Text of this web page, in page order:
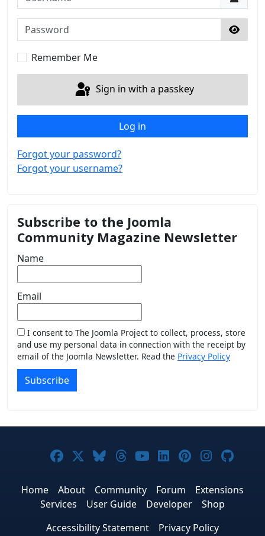
Password
Show
Remember Me
Sign in with a passkey
Log in
Forgot your password?
Forgot your username?
Subscribe to the Joomla
Community Magazine Newsletter
Name
Email
I consent to The Joomla Project to collect, process, store
and use my personal data in connection with the receipt by
email of the Joomla Newsletter. Read the Privacy Policy
Subscribe
Joomla! on Facebook
Joomla! on X
Joomla! on Bluesky
Joomla! on Threads
Joomla! on
Joomla! on
Joomla! on
Joomla!
Home About Community Forum
Extensions
Services
User Guide Developer
Shop
Accessibility Statement
Privacy Policy